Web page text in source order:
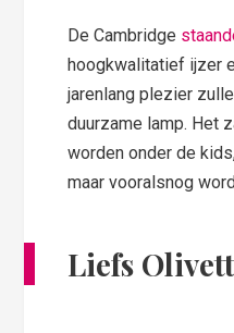
De Cambridge
hoogkwalitatief ijzer
jarenlang plezier
duurzame lamp. Het
worden onder de
maar vooralsnog
Liefs